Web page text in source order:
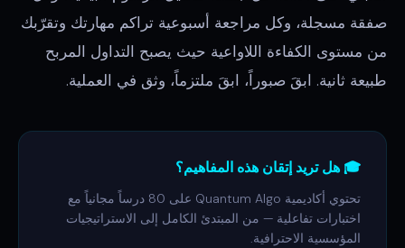
صفقة مسجلة، وكل مراجعة أسبوعية تراكم مهارتك وتقرّبك
من مستوى الكفاءة اللاواعية حيث يصبح التداول المربح
طبيعة ثانية. ابقَ صبوراً، ابقَ ملتزماً، وثق في العملية.
🎓 هل تريد إتقان هذه المفاهيم؟
تحتوي أكاديمية Quantum Algo على 80 درساً مجانياً مع
اختبارات تفاعلية — من المبتدئ الكامل إلى الاستراتيجيات
المؤسسية الاحترافية.